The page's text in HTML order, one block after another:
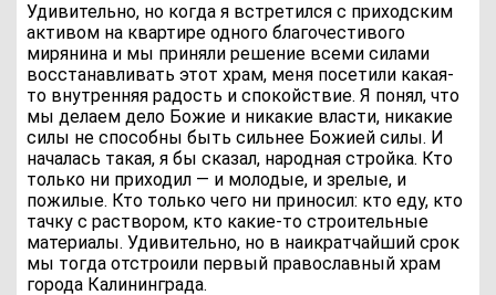
Удивительно, но когда я встретился с приходским
активом на квартире одного благочестивого
мирянина и мы приняли решение всеми силами
восстанавливать этот храм, меня посетили какая-
то внутренняя радость и спокойствие. Я понял, что
мы делаем дело Божие и никакие власти, никакие
силы не способны быть сильнее Божией силы. И
началась такая, я бы сказал, народная стройка. Кто
только ни приходил — и молодые, и зрелые, и
пожилые. Кто только чего ни приносил: кто еду, кто
тачку с раствором, кто какие-то строительные
материалы. Удивительно, но в наикратчайший срок
мы тогда отстроили первый православный храм
города Калининграда.